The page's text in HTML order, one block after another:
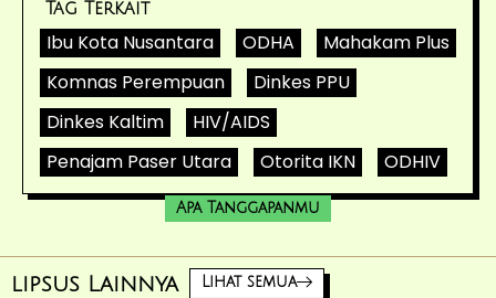
Tag Terkait
Ibu Kota Nusantara ODHA
Mahakam Plus
Komnas Perempuan
Dinkes PPU
Dinkes Kaltim
HIV/AIDS
Penajam Paser Utara
Otorita IKN ODHIV
Apa Tanggapanmu
lipsus Lainnya Lihat semua